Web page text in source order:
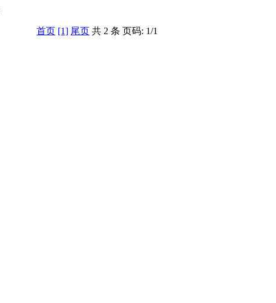
首页 [1] 尾页 共 2 条 页码: 1/1